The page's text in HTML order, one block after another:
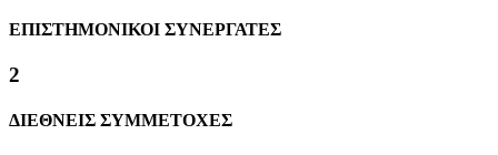
ΕΠΙΣΤΗΜΟΝΙΚΟΙ ΣΥΝΕΡΓΑΤΕΣ
2
ΔΙΕΘΝΕΙΣ ΣΥΜΜΕΤΟΧΕΣ